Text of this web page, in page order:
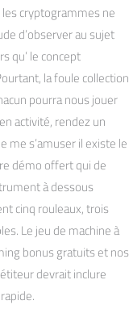
cryptogrammes ne
d’observer au sujet
qu’ le concept
la foule collection
pourra nous jouer
activité, rendez un
me s’amuser il existe le
démo offert qui de
à dessous
cinq rouleaux, trois
Le jeu de machine à
bonus gratuits et nos
devrait inclure